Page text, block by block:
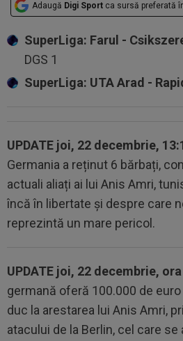
Adaugă Digi Sport ca sursă preferată
SuperLiga: Farul -
DGS 1
SuperLiga: UTA Arad -
UPDATE joi, 22 decembrie,
Germania a reținut 6 bărbați,
actuali aliați ai lui Anis Amri,
încă în libertate și despre care
reprezintă un mare pericol.
UPDATE joi, 22 decembrie,
germană oferă 100.000 de
duc la arestarea lui Anis Amri,
atacului de la Berlin, cel care se